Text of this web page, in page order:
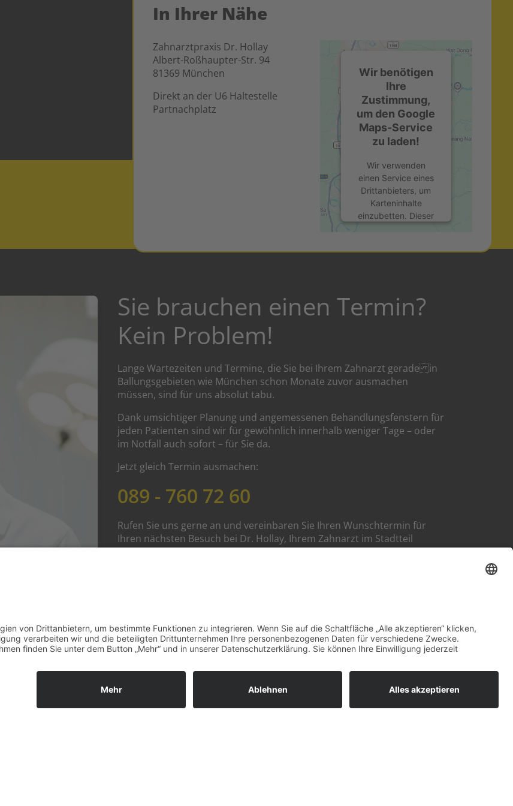
In Ihrer Nähe
Zahnarztpraxis Dr. Hollay
Albert-Roßhaupter-Str. 94
81369 München
Direkt an der U6 Haltestelle
Partnachplatz
Wir benötigen
Ihre
Zustimmung,
um den Google
Maps-Service
zu laden!
Wir verwenden
einen Service eines
Drittanbieters, um
Karteninhalte
einzubetten. Dieser
Service kann Daten
sammeln. Bitte lesen
Service zu, um diese
Karte anzuzeigen.
Akzeptieren
Usercentrics
Consent
Management
Sie brauchen einen Termin?
Kein Problem!
Lange Wartezeiten und Termine, die Sie bei Ihrem Zahnarzt gerade in
Ballungsgebieten wie München schon Monate zuvor ausmachen
müssen, sind für uns absolut tabu.
Dank umsichtiger Planung und angemessenen Behandlungsfenstern für
jeden Patienten sind wir für gewöhnlich innerhalb weniger Tage – oder
im Notfall auch sofort – für Sie da.
Jetzt gleich Termin ausmachen:
089 - 760 72 60
Rufen Sie uns gerne an und vereinbaren Sie Ihren Wunschtermin für
Ihren nächsten Besuch bei Dr. Hollay, Ihrem Zahnarzt im Stadtteil
Sendling-Westpark. Wir freuen uns auf Sie!